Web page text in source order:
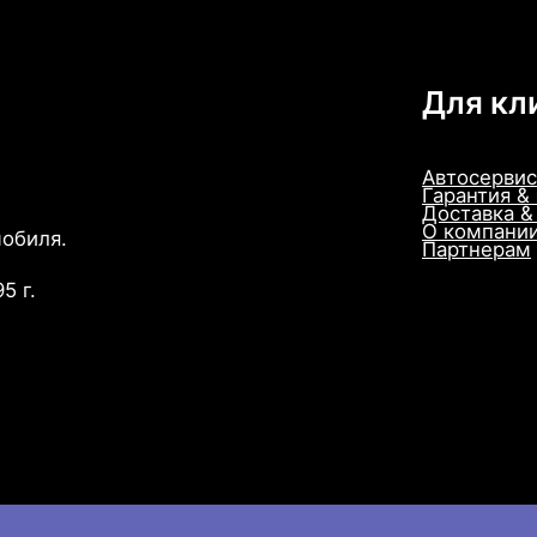
г.
Для
Автосервис
Гарантия &
Доставка
О
Партнерам